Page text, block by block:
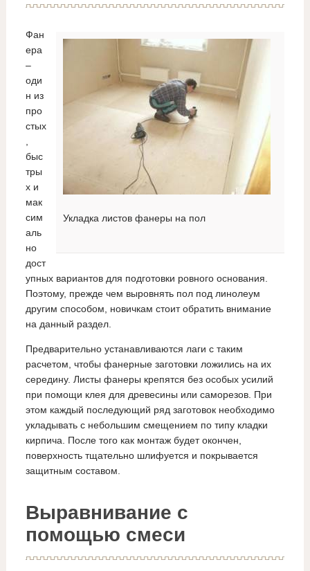
Укладка листов фанеры на пол
Фан
ера
–
оди
н из
про
стых
,
быс
тры
х и
мак
сим
аль
но
дост
упных вариантов для подготовки ровного основания.
Поэтому, прежде чем выровнять пол под линолеум
другим способом, новичкам стоит обратить внимание
на данный раздел.
Предварительно устанавливаются лаги с таким
расчетом, чтобы фанерные заготовки ложились на их
середину. Листы фанеры крепятся без особых усилий
при помощи клея для древесины или саморезов. При
этом каждый последующий ряд заготовок необходимо
укладывать с небольшим смещением по типу кладки
кирпича. После того как монтаж будет окончен,
поверхность тщательно шлифуется и покрывается
защитным составом.
Выравнивание с
помощью смеси